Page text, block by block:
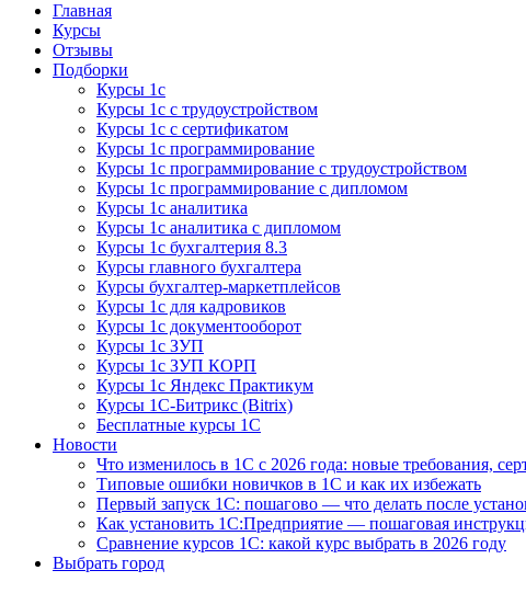
Курсы 1С
Курсы 1С официальная сертификация
Главная
Курсы
Отзывы
Подборки
Курсы 1с
Курсы 1с с трудоустройством
Курсы 1с с сертификатом
Курсы 1с программирование
Курсы 1с программирование с трудоустройством
Курсы 1с программирование с дипломом
Курсы 1с аналитика
Курсы 1с аналитика с дипломом
Курсы 1с бухгалтерия 8.3
Курсы главного бухгалтера
Курсы бухгалтер-маркетплейсов
Курсы 1с для кадровиков
Курсы 1с документооборот
Курсы 1с ЗУП
Курсы 1с ЗУП КОРП
Курсы 1с Яндекс Практикум
Курсы 1С-Битрикс (Bitrix)
Бесплатные курсы 1С
Новости
Что изменилось в 1С с 2026 года: новые требования,
Типовые ошибки новичков в 1С и как их избежать
Первый запуск 1С: пошагово — что делать после
Как установить 1С:Предприятие — пошаговая
Сравнение курсов 1С: какой курс выбрать в 2026 году
Выбрать город